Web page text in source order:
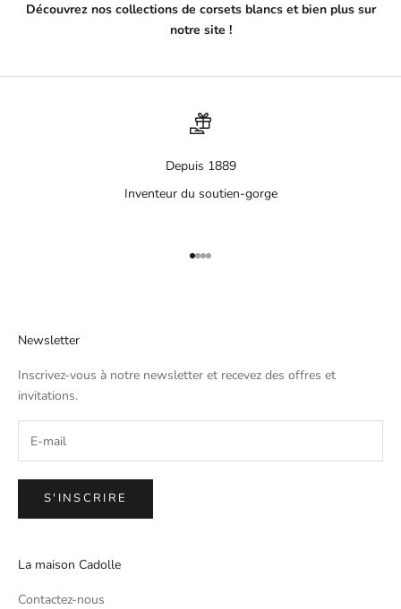
Découvrez nos collections de corsets blancs et bien plus sur
notre site !
Depuis 1889
Inventeur du soutien-gorge
Aller à l'élément 1
Aller à l'élément 2
Aller à l'élément 3
Aller à l'élément 4
Newsletter
Inscrivez-vous à notre newsletter et recevez des offres et
invitations.
S'INSCRIRE
La maison Cadolle
Contactez-nous